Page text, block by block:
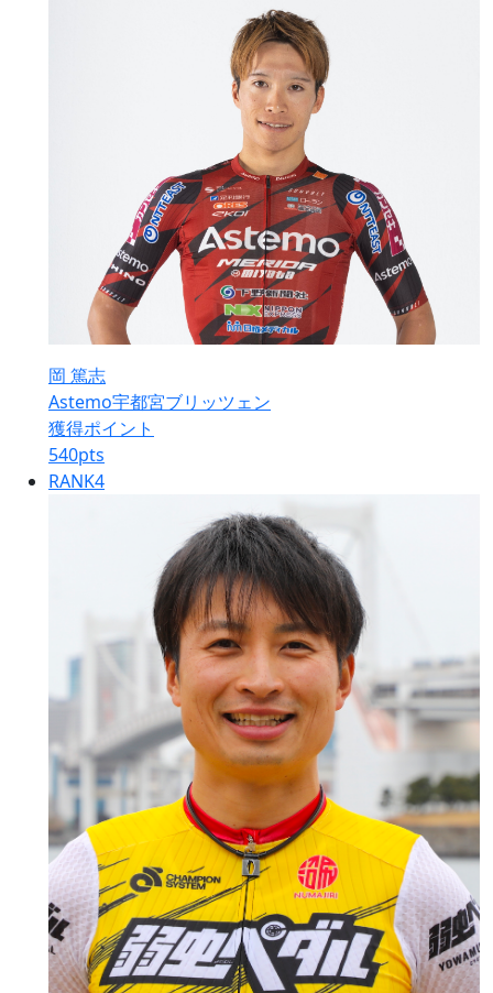
岡 篤志
Astemo宇都宮ブリッツェン
獲得ポイント
540pts
RANK4